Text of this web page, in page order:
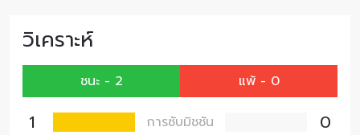
วิเคราะห์
ชนะ - 2 แพ้ - 0
1 การซับมิชชัน
0
สมัคร
การส่งแบบฟอร์มนี้ถือว่าท่านให้ความยินยอมให้เรา
รวบรวม ใช้งาน และเปิดเผยข้อมูลของท่านภายใต้